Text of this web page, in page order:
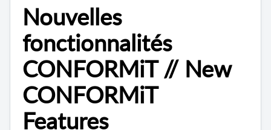
Nouvelles
fonctionnalités
CONFORMiT // New
CONFORMiT
Features